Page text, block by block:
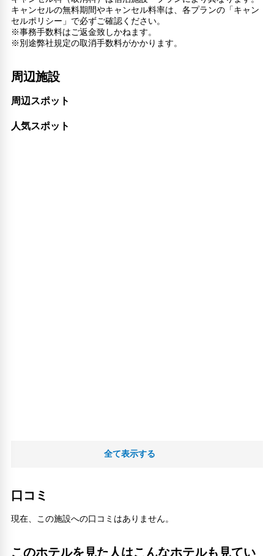
キャッシュレス支払いサービス
キャンセルの無料期間やキャンセル料率は、各プランの「キャン
セルポリシー」で必ずご確認ください。
※事務手数料はご返金致しかねます。
※別途弊社規定の取消手数料がかかります。
周辺施設
周辺スポット
人気スポット
全て表示する
口コミ
現在、この施設への口コミはありません。
このホテルを見た人はこんなホテルも見てい